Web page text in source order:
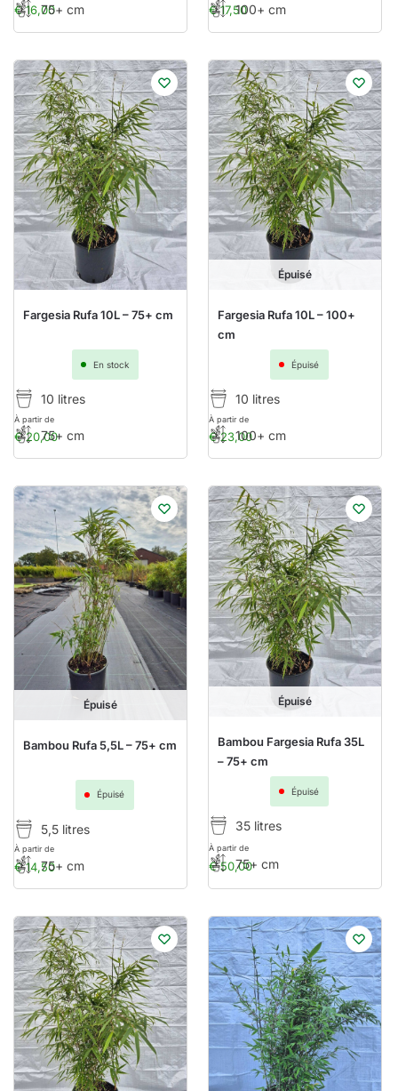
€16,0075+ cm €17,50100+ cm
Fargesia Rufa 10L – 75+ cm
En stock
€20,00
À partir de
10 litres
75+ cm
Épuisé
Fargesia Rufa 10L – 100+
cm
Épuisé
€23,00
À partir de
10 litres
100+ cm
Épuisé
Bambou Rufa 5,5L – 75+ cm
Épuisé
€14,50
À partir de
5,5 litres
75+ cm
Épuisé
Bambou Fargesia Rufa 35L
– 75+ cm
Épuisé
€50,00
À partir de
35 litres
75+ cm